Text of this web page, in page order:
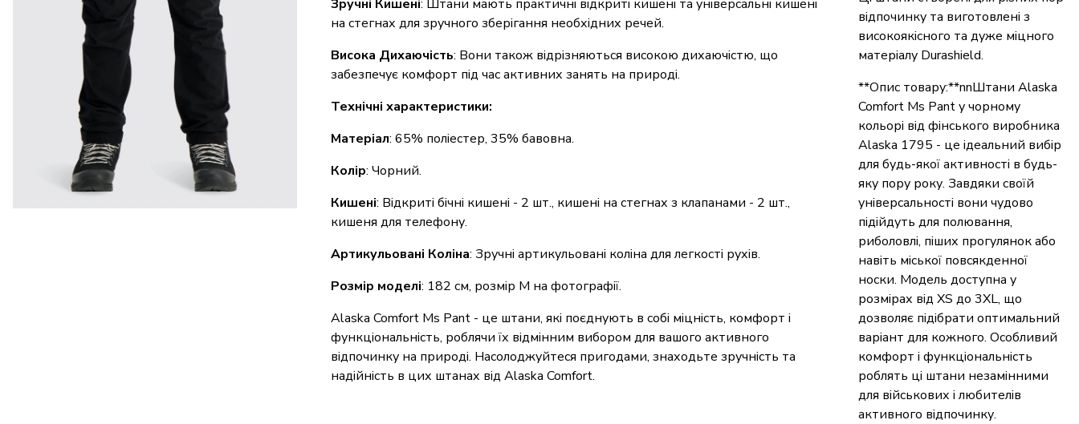
відпочинку та виготовлені з
високоякісного та дуже міцного
матеріалу Durashield.
**Опис товару:**nnШтани Alaska
Comfort Ms Pant у чорному
кольорі від фінського виробника
Alaska 1795 - це ідеальний вибір
для будь-якої активності в будь-
яку пору року. Завдяки своїй
універсальності вони чудово
підійдуть для полювання,
риболовлі, піших прогулянок або
навіть міської повсякденної
носки. Модель доступна у
розмірах від XS до 3XL, що
дозволяє підібрати оптимальний
варіант для кожного. Особливий
комфорт і функціональність
роблять ці штани незамінними
для військових і любителів
активного відпочинку.
Зручні Кишені: Штани мають практичні відкриті кишені та універсальні кишені
на стегнах для зручного зберігання необхідних речей.
Висока Дихаючість: Вони також відрізняються високою дихаючістю, що
забезпечує комфорт під час активних занять на природі.
Технічні характеристики:
Матеріал: 65% поліестер, 35% бавовна.
Колір: Чорний.
Кишені: Відкриті бічні кишені - 2 шт., кишені на стегнах з клапанами - 2 шт.,
кишеня для телефону.
Артикульовані Коліна: Зручні артикульовані коліна для легкості рухів.
Розмір моделі: 182 см, розмір M на фотографії.
Alaska Comfort Ms Pant - це штани, які поєднують в собі міцність, комфорт і
функціональність, роблячи їх відмінним вибором для вашого активного
відпочинку на природі. Насолоджуйтеся пригодами, знаходьте зручність та
надійність в цих штанах від Alaska Comfort.